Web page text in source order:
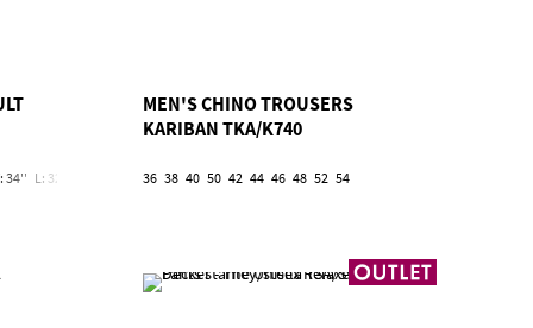
34'' L: 32''/W: 36'' L: 32''/W: 38'' L: 32''/W: 40'' L: 32''/W: 42''
MEN'S CHINO TROUSERS
KARIBAN TKA/K740
36 38 40 50 42 44 46 48 52 54